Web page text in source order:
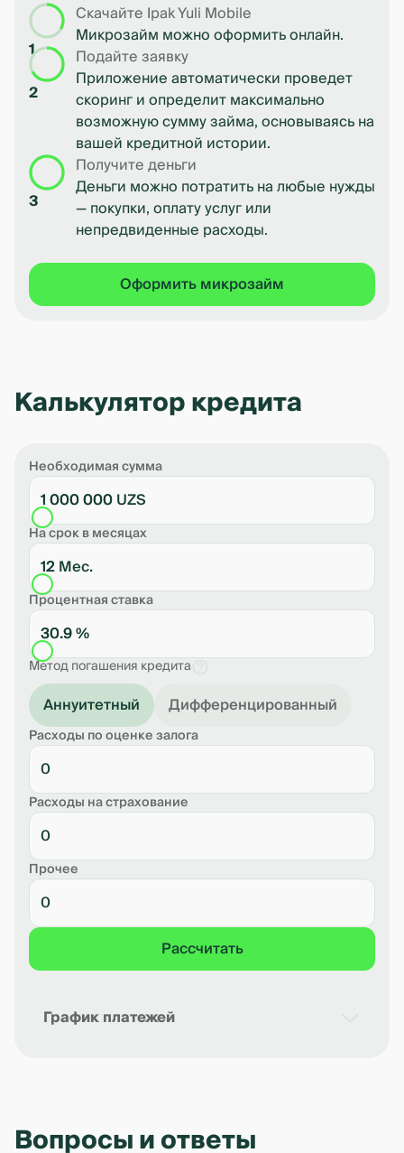
1
Скачайте Ipak Yuli Mobile
Микрозайм можно оформить онлайн.
2
Подайте заявку
Приложение автоматически проведет
скоринг и определит максимально
возможную сумму займа, основываясь на
вашей кредитной истории.
3
Получите деньги
Деньги можно потратить на любые нужды
— покупки, оплату услуг или
непредвиденные расходы.
Оформить микрозайм
Калькулятор кредита
Необходимая сумма
1 000 000 UZS
На срок в месяцах
12 Мес.
Процентная ставка
30.9 %
Метод погашения кредита
Аннуитетный Дифференцированный
Расходы по оценке залога
Расходы на страхование
Прочее
Рассчитать
График платежей
Рассчет предварительный. Точный
Вопросы и ответы